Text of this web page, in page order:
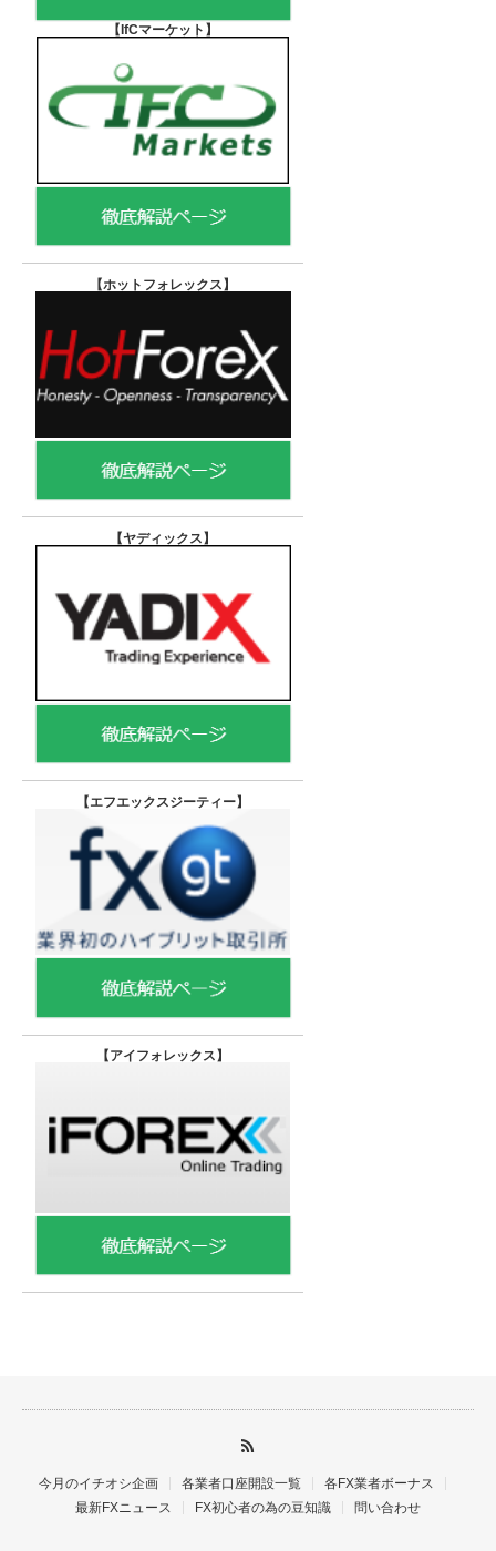
【IfCマーケット 】
【ホットフォレックス 】
【ヤディックス 】
【エフエックスジーティー】
【アイフォレックス】
今月のイチオシ企画 各業者口座開設一覧
各FX業者ボーナス
最新FXニュース
FX初心者の為の豆知識 問い合わせ